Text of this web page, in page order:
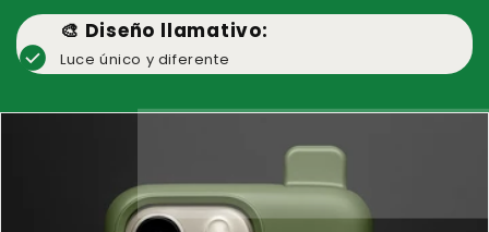
check_circle
🎨 Diseño llamativo:
Luce único y diferente